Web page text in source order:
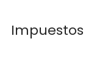
Impuestos